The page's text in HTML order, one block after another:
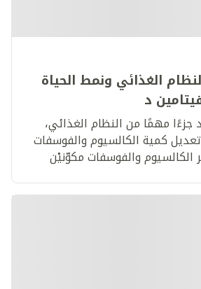
الغذائي ونمط الحياة
د
مهمًا من النظام الغذائي،
كمية الكالسيوم والفوسفات
والفوسفات مكوّنيْن